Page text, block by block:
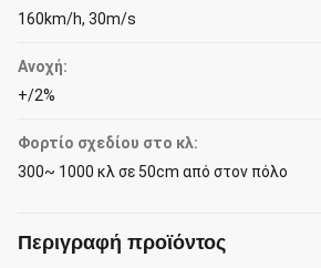
160km/h, 30m/s
Ανοχή:
+/2%
Φορτίο σχεδίου στο κλ:
300~ 1000 κλ σε 50cm από στον πόλο
Περιγραφή προϊόντος